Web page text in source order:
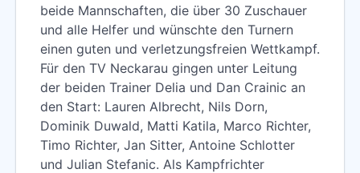
beide Mannschaften, die über 30 Zuschauer
und alle Helfer und wünschte den Turnern
einen guten und verletzungsfreien Wettkampf.
Für den TV Neckarau gingen unter Leitung
der beiden Trainer Delia und Dan Crainic an
den Start: Lauren Albrecht, Nils Dorn,
Dominik Duwald, Matti Katila, Marco Richter,
Timo Richter, Jan Sitter, Antoine Schlotter
und Julian Stefanic. Als Kampfrichter